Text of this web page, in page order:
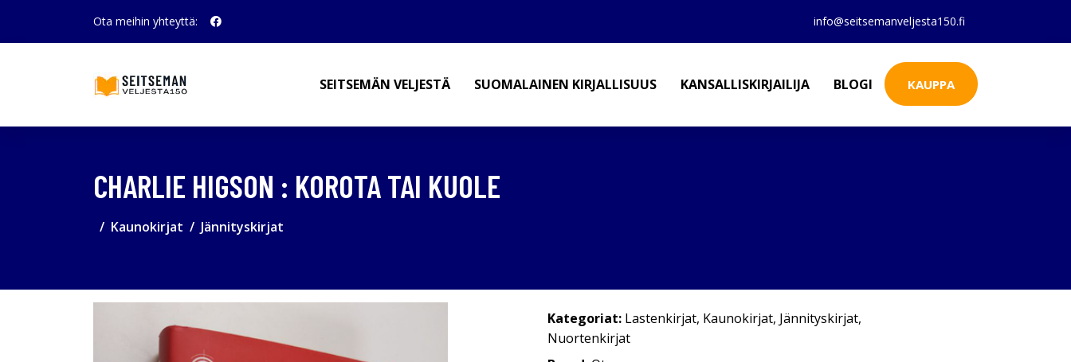
Ota meihin yhteyttä: info@seitsemanveljesta150.fi
SEITSEMÄN VELJESTÄ SUOMALAINEN KIRJALLISUUS KANSALLISKIRJAILIJA BLOGI KAUPPA
CHARLIE HIGSON : KOROTA TAI KUOLE
Kaunokirjat Jännityskirjat
Kategoriat: Lastenkirjat, Kaunokirjat, Jännityskirjat,
Nuortenkirjat